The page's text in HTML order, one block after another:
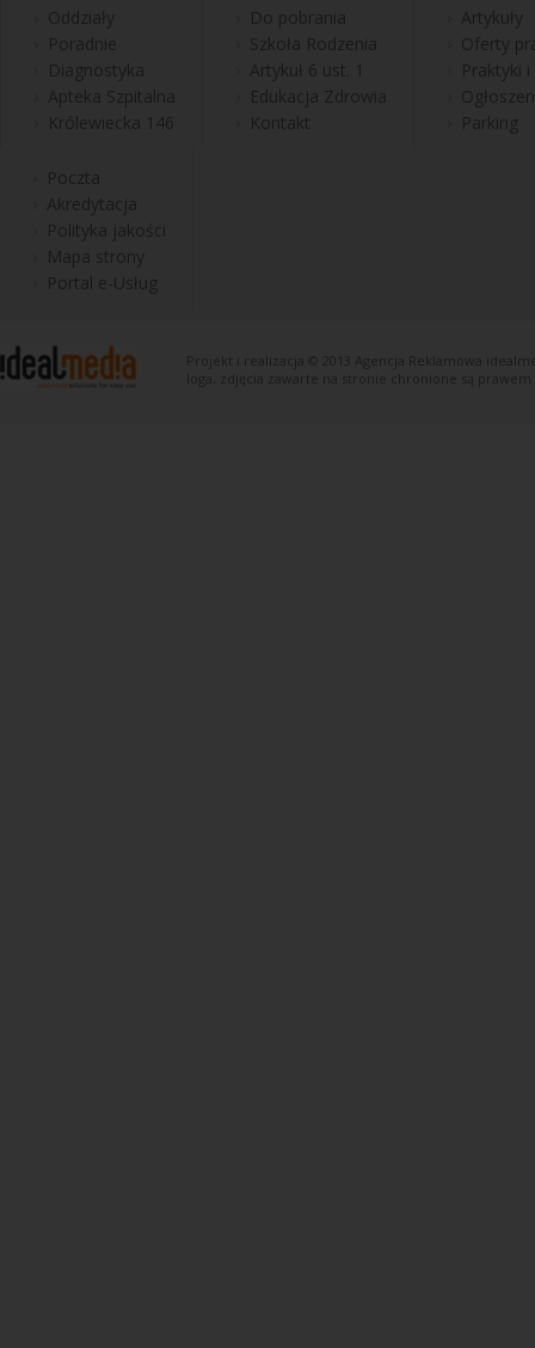
Oddziały
Poradnie
Diagnostyka
Apteka Szpitalna
Królewiecka 146
Do pobrania
Szkoła Rodzenia
Artykuł 6 ust. 1
Edukacja Zdrowia
Kontakt
Artykuły
Oferty
Praktyki
Parking
Poczta
Akredytacja
Polityka jakości
Mapa strony
Portal e-Usług
Projekt i realizacja © 2013 Agencja Reklamowa
loga, zdjęcia zawarte na stronie chronione są